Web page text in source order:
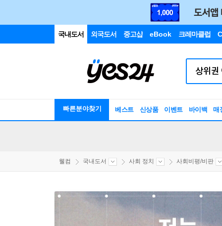
국내도서 외국도서 중고샵 eBook 크레마클럽
빠른분야찾기 베스트 신상품 이벤트 바이백 매
웰컴 국내도서 사회 정치 사회비평/비판